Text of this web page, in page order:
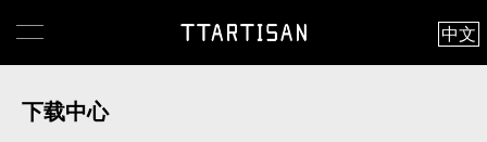
下载中心
中文